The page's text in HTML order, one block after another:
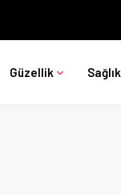
Güzellik Sağlık